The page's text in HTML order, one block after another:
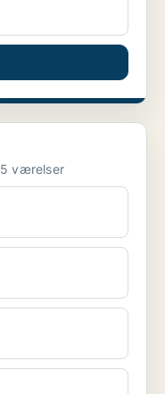
Lejlighed til salg i 3460 Birkerød 5 værelser